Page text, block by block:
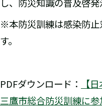
※本防災訓練は感染防止
す。
PDFダウンロード：
【
三鷹市総合防災訓練に参